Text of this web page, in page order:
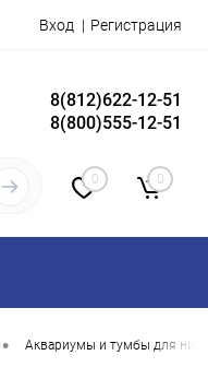
Вход Регистрация
8(812)622-12-51
8(800)555-12-51
0 0
• Аквариумы и тумбы для них